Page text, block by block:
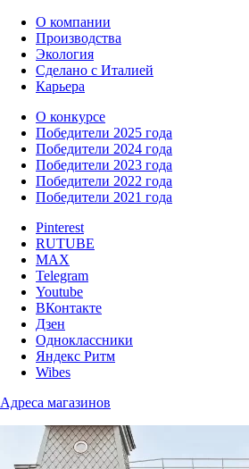
О компании
Производства
Экология
Сделано с Италией
Карьера
О конкурсе
Победители 2025 года
Победители 2024 года
Победители 2023 года
Победители 2022 года
Победители 2021 года
Pinterest
RUTUBE
MAX
Telegram
Youtube
ВКонтакте
Дзен
Одноклассники
Яндекс Ритм
Wibes
Адреса магазинов